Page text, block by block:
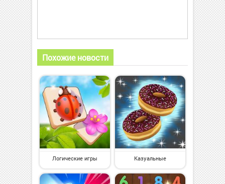
Похожие новости
Логические игры Казуальные